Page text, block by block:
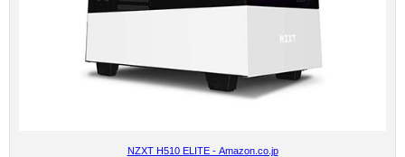
NZXT H510 ELITE - Amazon.co.jp